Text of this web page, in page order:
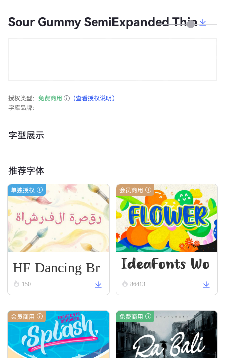
Sour Gummy SemiExpanded Thin
授权类型： 免费商用
（查看授权说明）
字库品牌：
字型展示
推荐字体
单独授权
HF Dancing Br
ush
150
会员商用
IdeaFonts Wo
odcut
86413
会员商用 免费商用